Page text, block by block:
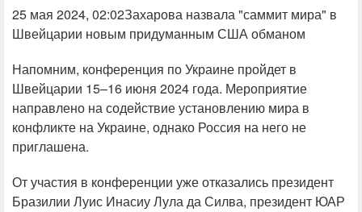
25 мая 2024, 02:02Захарова назвала "саммит мира" в
Швейцарии новым придуманным США обманом
Напомним, конференция по Украине пройдет в
Швейцарии 15–16 июня 2024 года. Мероприятие
направлено на содействие установлению мира в
конфликте на Украине, однако Россия на него не
приглашена.
От участия в конференции уже отказались президент
Бразилии Луис Инасиу Лула да Силва, президент ЮАР